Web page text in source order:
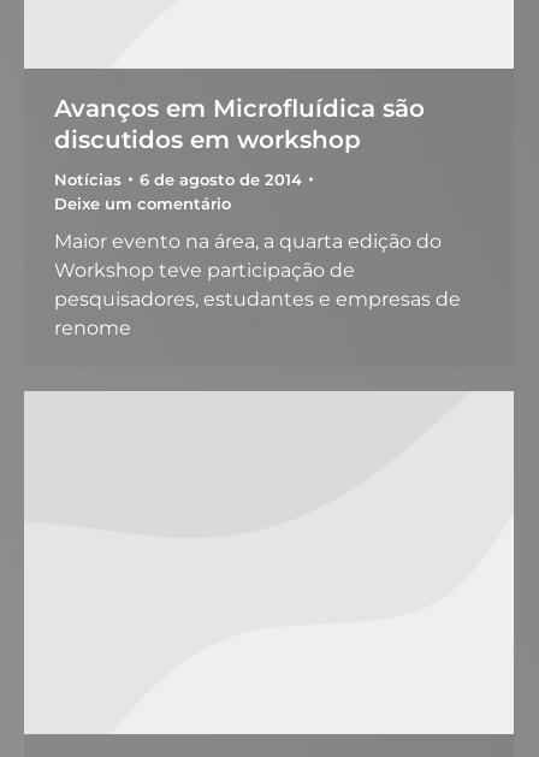
Avanços em Microfluídica são
discutidos em workshop
Notícias
6 de agosto de 2014
Deixe um comentário
Maior evento na área, a quarta edição do
Workshop teve participação de
pesquisadores, estudantes e empresas de
renome